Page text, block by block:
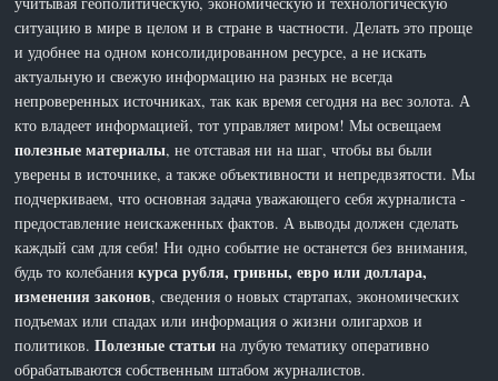
ситуацию в мире в целом и в стране в частности. Делать это проще
и удобнее на одном консолидированном ресурсе, а не искать
актуальную и свежую информацию на разных не всегда
непроверенных источниках, так как время сегодня на вес золота. А
кто владеет информацией, тот управляет миром! Мы освещаем
полезные материалы, не отставая ни на шаг, чтобы вы были
уверены в источнике, а также объективности и непредвзятости. Мы
подчеркиваем, что основная задача уважающего себя журналиста -
предоставление неискаженных фактов. А выводы должен сделать
каждый сам для себя! Ни одно событие не останется без внимания,
будь то колебаниякурса рубля, гривны, евро или доллара,
изменения законов, сведения о новых стартапах, экономических
подъемах или спадах или информация о жизни олигархов и
политиков.Полезные статьи на лубую тематику оперативно
обрабатываются собственным штабом журналистов.